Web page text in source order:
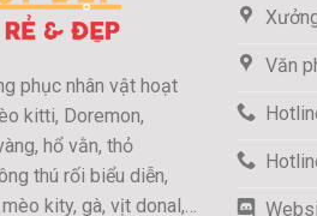
phục nhân vật hoạt
kitti, Doremon,
hổ vằn, thỏ
thú rối biểu diễn,
kity, gà, vịt donal,…
Văn